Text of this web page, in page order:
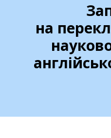
на